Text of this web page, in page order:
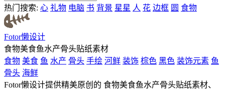
热门搜索: 心 礼物 电脑 书 背景 星星 人 花 边框 圆 食物
Fotor懒设计
食物美食鱼水产骨头贴纸素材
食物 美食 鱼 水产 骨头 手绘 河鲜 装饰 棕色 黑色 装饰元素 鱼
骨头 海鲜
Fotor懒设计提供精美原创的 食物美食鱼水产骨头贴纸素材、